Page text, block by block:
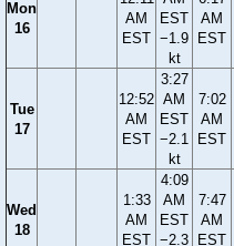
Mon
16
AM
EST
EST
−1.9
kt
AM
EST
Tue
17
12:52
AM
EST
3:27
AM
EST
−2.1
kt
7:02
AM
EST
Wed
18
1:33
AM
EST
4:09
AM
EST
−2.3
7:47
AM
EST